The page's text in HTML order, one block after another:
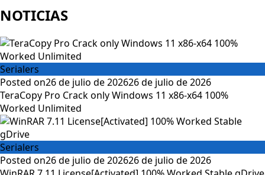
NOTICIAS
Serialers
Posted on26 de julio de 202626 de julio de 2026
TeraCopy Pro Crack only Windows 11 x86-x64 100%
Worked Unlimited
Serialers
Posted on26 de julio de 202626 de julio de 2026